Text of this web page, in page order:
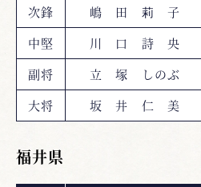
次鋒 嶋 田 莉 子
中堅
川 口 詩 央
副将
立 塚 しのぶ
大将
坂 井 仁 美
福井県